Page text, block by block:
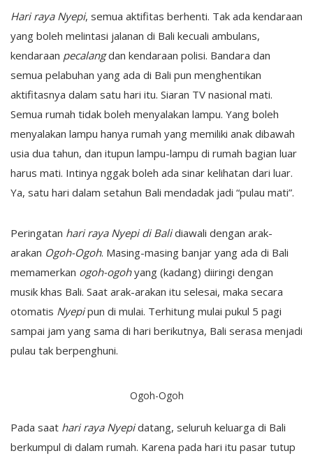
Hari raya Nyepi, semua aktifitas berhenti. Tak ada kendaraan
yang boleh melintasi jalanan di Bali kecuali ambulans,
kendaraan pecalangdan kendaraan polisi. Bandara dan
semua pelabuhan yang ada di Bali pun menghentikan
aktifitasnya dalam satu hari itu. Siaran TV nasional mati.
Semua rumah tidak boleh menyalakan lampu. Yang boleh
menyalakan lampu hanya rumah yang memiliki anak dibawah
usia dua tahun, dan itupun lampu-lampu di rumah bagian luar
harus mati. Intinya nggak boleh ada sinar kelihatan dari luar.
Ya, satu hari dalam setahun Bali mendadak jadi “pulau mati”.
Peringatan hari raya Nyepi di Balidiawali dengan arak-
arakan Ogoh-Ogoh. Masing-masing banjar yang ada di Bali
memamerkan ogoh-ogohyang (kadang) diiringi dengan
musik khas Bali. Saat arak-arakan itu selesai, maka secara
otomatis Nyepipun di mulai. Terhitung mulai pukul 5 pagi
sampai jam yang sama di hari berikutnya, Bali serasa menjadi
pulau tak berpenghuni.
Ogoh-Ogoh
Pada saat hari raya Nyepidatang, seluruh keluarga di Bali
berkumpul di dalam rumah. Karena pada hari itu pasar tutup